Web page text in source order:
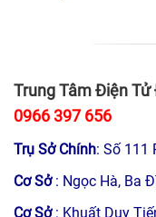
Trung Tâm Điện Tử
0966 397 656
Trụ Sở Chính: Số 111
Cơ Sở : Ngọc Hà, Ba
Cơ Sở : Khuất Duy